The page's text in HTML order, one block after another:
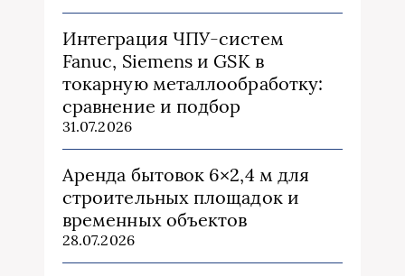
Интеграция ЧПУ-систем
Fanuc, Siemens и GSK в
токарную металлообработку:
сравнение и подбор
31.07.2026
Аренда бытовок 6×2,4 м для
строительных площадок и
временных объектов
28.07.2026